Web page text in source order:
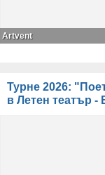
Artvent
Турне 2026:
в Летен театър -